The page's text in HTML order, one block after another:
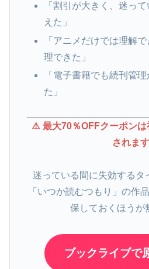
「割引が大きく、迷っ
えた」
「アニメだけでは理解
理できた」
「電子書籍でも続刊管
た」
⚠️ 最大70％OFFクーポンは
されます
迷っている間に失効するタ
「いつか読むつもり」の作
保しておくほうが
ブックライブで